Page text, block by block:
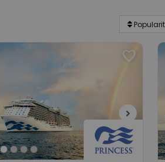
favorite
chevron_right